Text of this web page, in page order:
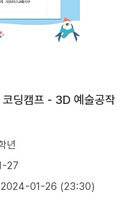
딩캠프 - 3D 예술공작
년
27
01-26 (23:30)